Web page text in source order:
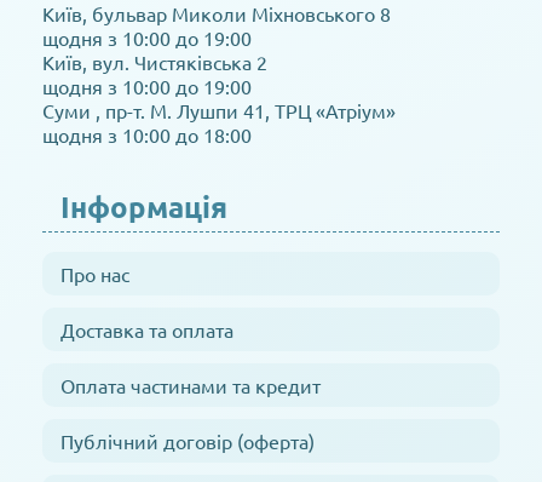
Київ, бульвар Миколи Міхновського 8
щодня з 10:00 до 19:00
Київ, вул. Чистяківська 2
щодня з 10:00 до 19:00
Суми , пр-т. М. Лушпи 41, ТРЦ «Атріум»
щодня з 10:00 до 18:00
Інформація
Про нас
Доставка та оплата
Оплата частинами та кредит
Публічний договір (оферта)